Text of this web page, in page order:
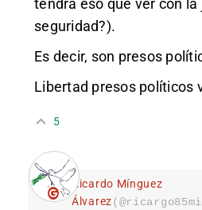
seguridad?).
Es decir, son presos
Libertad presos políticos
5
Ricardo Mínguez
Álvarez